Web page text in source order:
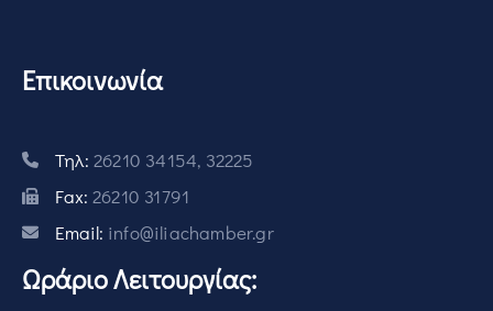
Επικοινωνία
Τηλ: 26210 34154, 32225
Fax: 26210 31791
Email: info@iliachamber.gr
Ωράριο Λειτουργίας: